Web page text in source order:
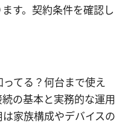
す。契約条件を確認し
てる？何台まで使え
の基本と実務的な運用
家族構成やデバイスの